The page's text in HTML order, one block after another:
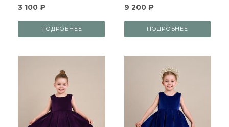
3 100 ₽
ПОДРОБНЕЕ
9 200 ₽
ПОДРОБНЕЕ